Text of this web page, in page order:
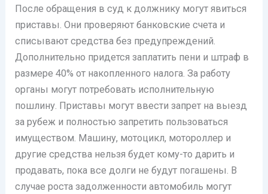
После обращения в суд к должнику могут явиться
приставы. Они проверяют банковские счета и
списывают средства без предупреждений.
Дополнительно придется заплатить пени и штраф в
размере 40% от накопленного налога. За работу
органы могут потребовать исполнительную
пошлину. Приставы могут ввести запрет на выезд
за рубеж и полностью запретить пользоваться
имуществом. Машину, мотоцикл, мотороллер и
другие средства нельзя будет кому-то дарить и
продавать, пока все долги не будут погашены. В
случае роста задолженности автомобиль могут